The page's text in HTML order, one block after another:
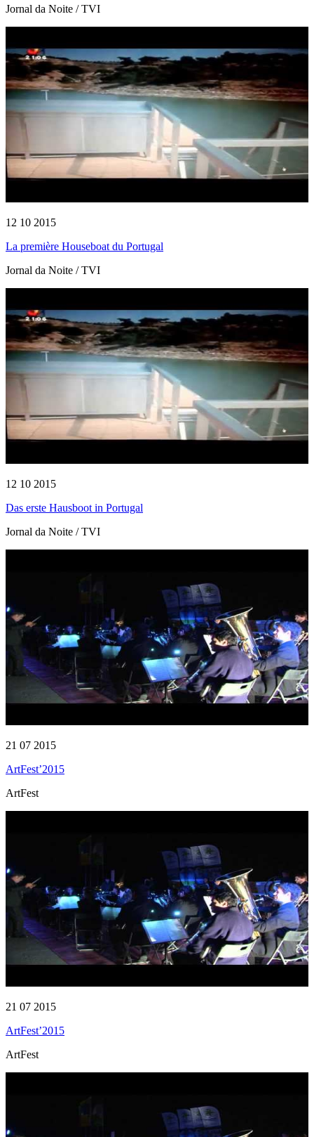
Jornal da Noite / TVI
12 10 2015
La première Houseboat du Portugal
Jornal da Noite / TVI
12 10 2015
Das erste Hausboot in Portugal
Jornal da Noite / TVI
21 07 2015
ArtFest’2015
ArtFest
21 07 2015
ArtFest’2015
ArtFest